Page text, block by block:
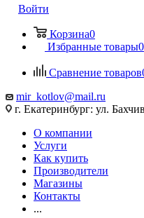
Войти
Корзина0
Избранные товары0
Сравнение товаров
mir_kotlov@mail.ru
г. Екатеринбург: ул.
О компании
Услуги
Как купить
Производители
Магазины
Контакты
...